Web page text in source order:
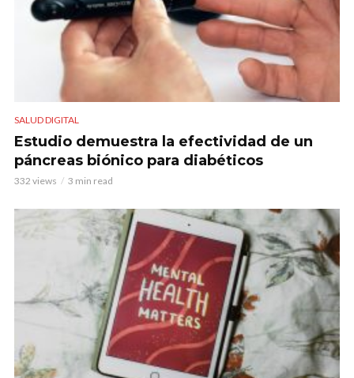
SALUD DIGITAL
Estudio demuestra la efectividad de un
páncreas biónico para diabéticos
332 views 3 min read